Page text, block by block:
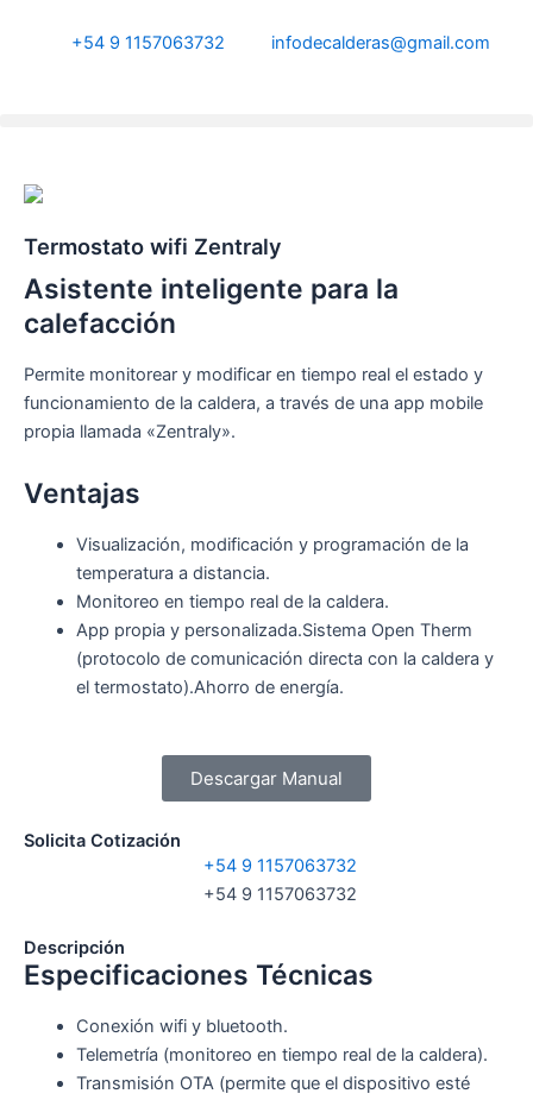
+54 9 1157063732 infodecalderas@gmail.com
Termostato wifi Zentraly
Asistente inteligente para la
calefacción
Permite monitorear y modificar en tiempo real el estado y
funcionamiento de la caldera, a través de una app mobile
propia llamada «Zentraly».
Ventajas
Visualización, modificación y programación de la
temperatura a distancia.
Monitoreo en tiempo real de la caldera.
App propia y personalizada.Sistema Open Therm
(protocolo de comunicación directa con la caldera y
el termostato).Ahorro de energía.
Descargar Manual
Solicita Cotización
+54 9 1157063732
+54 9 1157063732
Descripción
Especificaciones Técnicas
Conexión wifi y bluetooth.
Telemetría (monitoreo en tiempo real de la caldera).
Transmisión OTA (permite que el dispositivo esté